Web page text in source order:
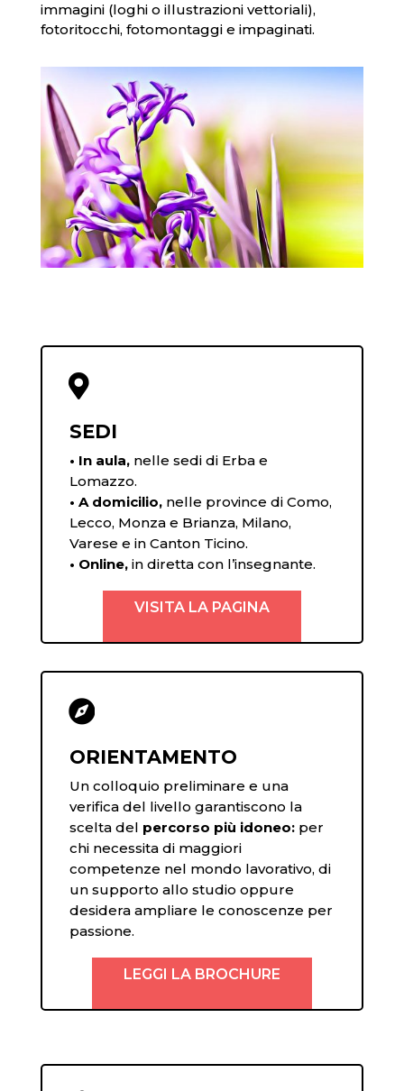
immagini (loghi o illustrazioni vettoriali),
fotoritocchi, fotomontaggi e impaginati.

SEDI
• In aula,nelle sedi di Erba e
Lomazzo.
• A domicilio,nelle province di Como,
Lecco, Monza e Brianza, Milano,
Varese e in Canton Ticino.
• Online,in diretta con l’insegnante.
VISITA LA PAGINA

ORIENTAMENTO
Un colloquio preliminare e una
verifica del livello garantiscono la
scelta del percorso più idoneo:per
chi necessita di maggiori
competenze nel mondo lavorativo, di
un supporto allo studio oppure
desidera ampliare le conoscenze per
passione.
LEGGI LA BROCHURE